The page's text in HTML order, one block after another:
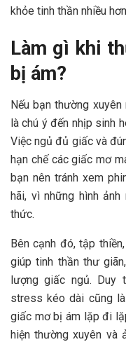
khỏe tinh thần nhiều
Làm gì khi
bị ám?
Nếu bạn thường
là chú ý đến nhịp sinh
Việc ngủ đủ giấc và
hạn chế các giấc mơ
bạn nên tránh xem
hãi, vì những hình
thức.
Bên cạnh đó, tập
giúp tinh thần thư
lượng giấc ngủ. Duy
stress kéo dài cũng
giấc mơ bị ám lặp đi
hiện thường xuyên và